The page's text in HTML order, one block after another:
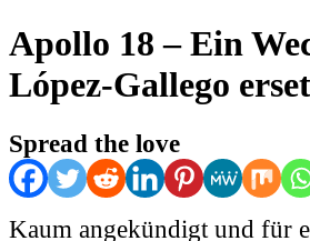
Apollo 18 – Ein
López-Gallego
Spread the love
Kaum angekündigt und für